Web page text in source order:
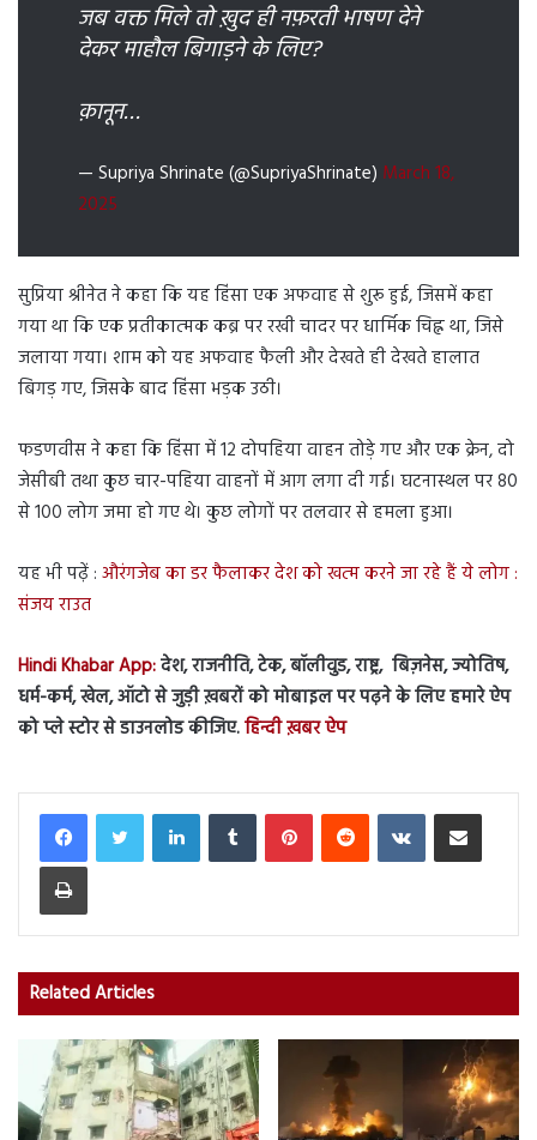
जब वक्त मिले तो ख़ुद ही नफ़रती भाषण देने
देकर माहौल बिगाड़ने के लिए?
क़ानून…
— Supriya Shrinate (@SupriyaShrinate) March 18,
2025
सुप्रिया श्रीनेत ने कहा कि यह हिंसा एक अफवाह से शुरू हुई, जिसमें कहा
गया था कि एक प्रतीकात्मक कब्र पर रखी चादर पर धार्मिक चिह्न था, जिसे
जलाया गया। शाम को यह अफवाह फैली और देखते ही देखते हालात
बिगड़ गए, जिसके बाद हिंसा भड़क उठी।
फडणवीस ने कहा कि हिंसा में 12 दोपहिया वाहन तोड़े गए और एक क्रेन, दो
जेसीबी तथा कुछ चार-पहिया वाहनों में आग लगा दी गई। घटनास्थल पर 80
से 100 लोग जमा हो गए थे। कुछ लोगों पर तलवार से हमला हुआ।
यह भी पढ़ें : औरंगजेब का डर फैलाकर देश को खत्म करने जा रहे हैं ये लोग :
संजय राउत
Hindi Khabar App:देश, राजनीति, टेक, बॉलीवुड, राष्ट्र, बिज़नेस, ज्योतिष,
धर्म-कर्म, खेल, ऑटो से जुड़ी ख़बरों को मोबाइल पर पढ़ने के लिए हमारे ऐप
को प्ले स्टोर से डाउनलोड कीजिए.हिन्दी ख़बर ऐप
LinkedInTumblr PinterestReddit VKontakteShare via Email
Print
Related Articles